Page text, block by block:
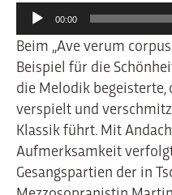
Audio-
Player
00:00
Beim „Ave verum
Beispiel für die
die Melodik
verspielt und
Klassik führt. Mit
Aufmerksamkeit
Gesangspartien der in